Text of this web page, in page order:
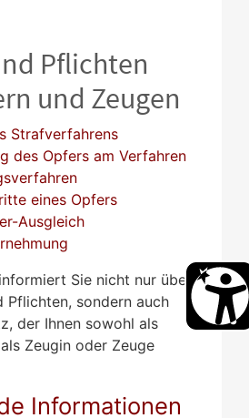
Pflichten
und Zeugen
Strafverfahrens
des Opfers am Verfahren
eines Opfers
Ausgleich
Sie nicht nur über
Pflichten, sondern auch
der Ihnen sowohl als
Zeugin oder Zeuge
Informationen